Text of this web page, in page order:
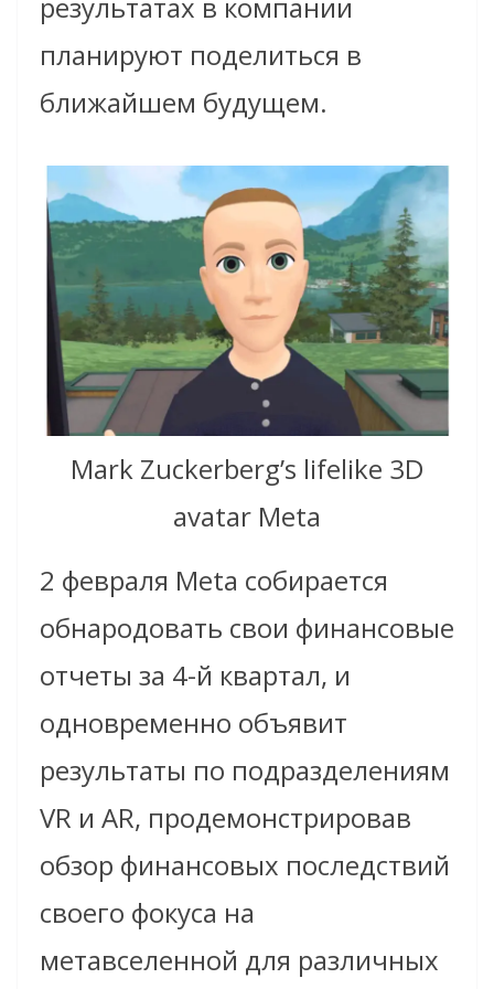
планируют поделиться в
ближайшем будущем.
Mark Zuckerberg’s lifelike 3D
avatar Meta
2 февраля Meta собирается
обнародовать свои финансовые
отчеты за 4-й квартал, и
одновременно объявит
результаты по подразделениям
VR и AR, продемонстрировав
обзор финансовых последствий
своего фокуса на
метавселенной для различных